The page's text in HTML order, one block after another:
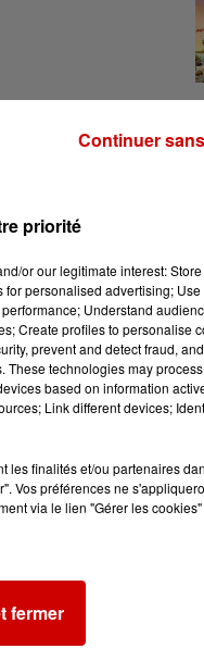
priorité
or our legitimate interest:
personalised advertising; Use
Understand
Create profiles to personalise
prevent and detect fraud,
These technologies may
based on information
Link different devices;
les finalités et/ou partenaires
Vos préférences ne
via le lien "Gérer les
fermer
Continuer